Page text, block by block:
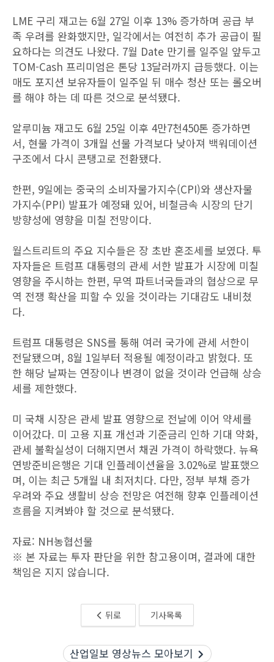
LME 구리 재고는 6월 27일 이후 13% 증가하며 공급 부
족 우려를 완화했지만, 일각에서는 여전히 추가 공급이 필
요하다는 의견도 나왔다. 7월 Date 만기를 일주일 앞두고
TOM-Cash 프리미엄은 톤당 13달러까지 급등했다. 이는
매도 포지션 보유자들이 일주일 뒤 매수 청산 또는 롤오버
를 해야 하는 데 따른 것으로 분석됐다.
알루미늄 재고도 6월 25일 이후 4만7천450톤 증가하면
서, 현물 가격이 3개월 선물 가격보다 낮아져 백워데이션
구조에서 다시 콘탱고로 전환됐다.
한편, 9일에는 중국의 소비자물가지수(CPI)와 생산자물
가지수(PPI) 발표가 예정돼 있어, 비철금속 시장의 단기
방향성에 영향을 미칠 전망이다.
월스트리트의 주요 지수들은 장 초반 혼조세를 보였다. 투
자자들은 트럼프 대통령의 관세 서한 발표가 시장에 미칠
영향을 주시하는 한편, 무역 파트너국들과의 협상으로 무
역 전쟁 확산을 피할 수 있을 것이라는 기대감도 내비쳤
다.
트럼프 대통령은 SNS를 통해 여러 국가에 관세 서한이
전달됐으며, 8월 1일부터 적용될 예정이라고 밝혔다. 또
한 해당 날짜는 연장이나 변경이 없을 것이라 언급해 상승
세를 제한했다.
미 국채 시장은 관세 발표 영향으로 전날에 이어 약세를
이어갔다. 미 고용 지표 개선과 기준금리 인하 기대 약화,
관세 불확실성이 더해지면서 채권 가격이 하락했다. 뉴욕
연방준비은행은 기대 인플레이션율을 3.02%로 발표했으
며, 이는 최근 5개월 내 최저치다. 다만, 정부 부채 증가
우려와 주요 생활비 상승 전망은 여전해 향후 인플레이션
흐름을 지켜봐야 할 것으로 분석됐다.
자료: NH농협선물
※ 본 자료는 투자 판단을 위한 참고용이며, 결과에 대한
책임은 지지 않습니다.
뒤로 기사목록
산업일보 영상뉴스 모아보기